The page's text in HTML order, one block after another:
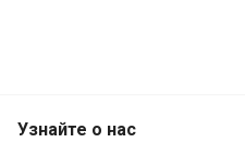
Узнайте о нас